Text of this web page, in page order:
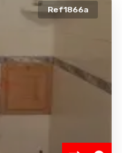
Ref1866a